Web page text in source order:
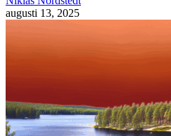
augusti 13, 2025